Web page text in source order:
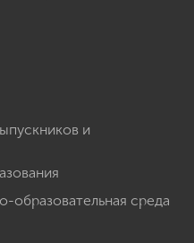
и
образовательная среда